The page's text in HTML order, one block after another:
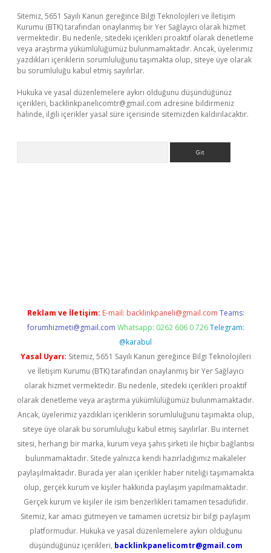
Sitemiz, 5651 Sayılı Kanun gereğince Bilgi Teknolojileri ve İletişim
Kurumu (BTK) tarafından onaylanmış bir Yer Sağlayıcı olarak hizmet
vermektedir. Bu nedenle, sitedeki içerikleri proaktif olarak denetleme
veya araştırma yükümlülüğümüz bulunmamaktadır. Ancak, üyelerimiz
yazdıkları içeriklerin sorumluluğunu taşımakta olup, siteye üye olarak
bu sorumluluğu kabul etmiş sayılırlar.
Hukuka ve yasal düzenlemelere aykırı olduğunu düşündüğünüz
içerikleri, backlinkpanelicomtr@gmail.com adresine bildirmeniz
halinde, ilgili içerikler yasal süre içerisinde sitemizden kaldırılacaktır.
Reklam ve İletişim: E-mail: backlinkpaneli@gmail.com Teams:
forumhizmeti@gmail.com Whatsapp: 0262 606 0 726 Telegram:
@karabul
Yasal Uyarı: Sitemiz, 5651 Sayılı Kanun gereğince Bilgi Teknolojileri
ve İletişim Kurumu (BTK) tarafından onaylanmış bir Yer Sağlayıcı
olarak hizmet vermektedir. Bu nedenle, sitedeki içerikleri proaktif
olarak denetleme veya araştırma yükümlülüğümüz bulunmamaktadır.
Ancak, üyelerimiz yazdıkları içeriklerin sorumluluğunu taşımakta olup,
siteye üye olarak bu sorumluluğu kabul etmiş sayılırlar. Bu internet
sitesi, herhangi bir marka, kurum veya şahıs şirketi ile hiçbir bağlantısı
bulunmamaktadır. Sitede yalnızca kendi hazırladığımız makaleler
paylaşılmaktadır. Burada yer alan içerikler haber niteliği taşımamakta
olup, gerçek kurum ve kişiler hakkında paylaşım yapılmamaktadır.
Gerçek kurum ve kişiler ile isim benzerlikleri tamamen tesadüfidir.
Sitemiz, kar amacı gütmeyen ve tamamen ücretsiz bir bilgi paylaşım
platformudur. Hukuka ve yasal düzenlemelere aykırı olduğunu
düşündüğünüz içerikleri, backlinkpanelicomtr@gmail.com